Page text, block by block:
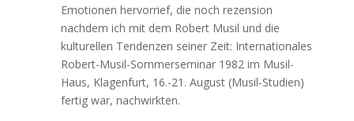
Emotionen hervorrief, die noch rezension
nachdem ich mit dem Robert Musil und die
kulturellen Tendenzen seiner Zeit: Internationales
Robert-Musil-Sommerseminar 1982 im Musil-
Haus, Klagenfurt, 16.-21. August (Musil-Studien)
fertig war, nachwirkten.